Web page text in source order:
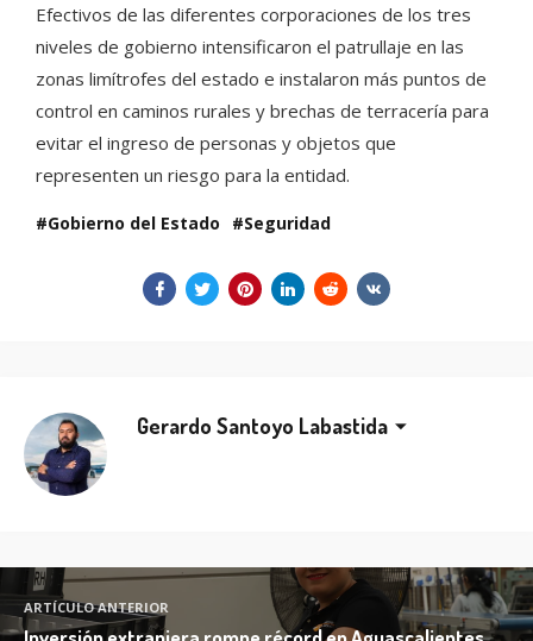
Efectivos de las diferentes corporaciones de los tres
niveles de gobierno intensificaron el patrullaje en las
zonas limítrofes del estado e instalaron más puntos de
control en caminos rurales y brechas de terracería para
evitar el ingreso de personas y objetos que
representen un riesgo para la entidad.
Gobierno del Estado Seguridad
Gerardo Santoyo Labastida
ARTÍCULO ANTERIOR